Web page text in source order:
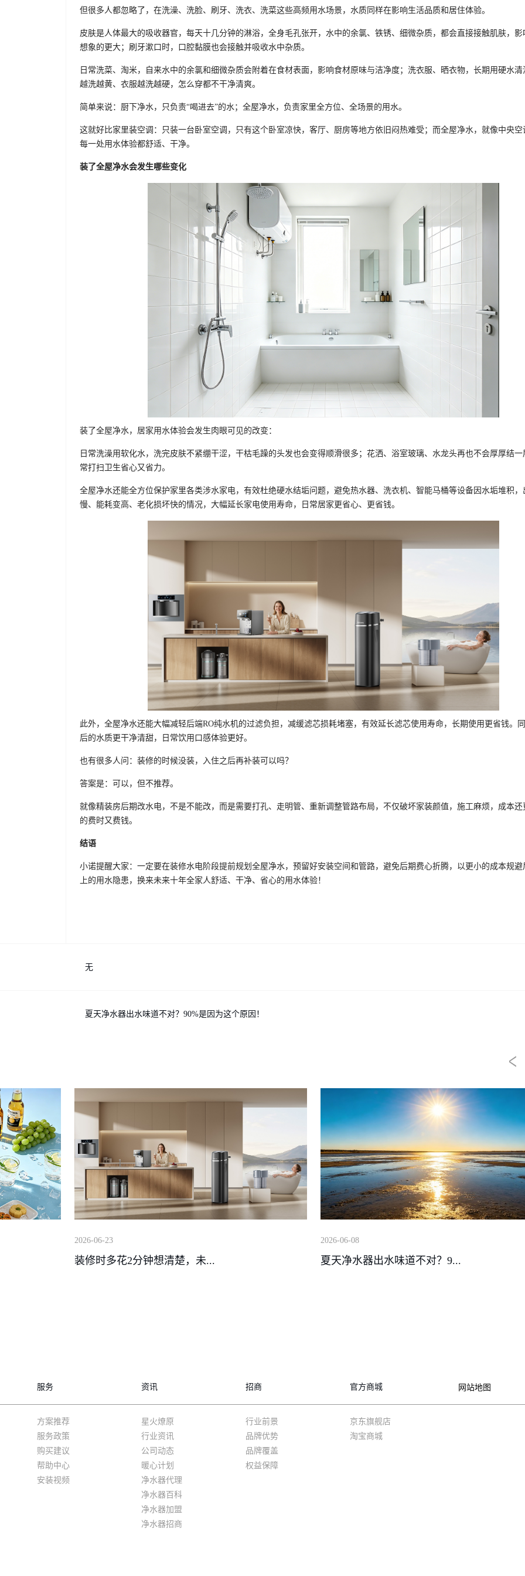
但很多人都忽略了，在洗澡、洗脸、刷牙、洗衣、洗菜这些高频用水场景，水质同样在影响生活品质和居住体验。
皮肤是人体最大的吸收器官，每天十几分钟的淋浴，全身毛孔张开，水中的余氯、铁锈、细微杂质，都会直接接触肌肤，影
想象的更大；刷牙漱口时，口腔黏膜也会接触并吸收水中杂质。
日常洗菜、淘米，自来水中的余氯和细微杂质会附着在食材表面，影响食材原味与洁净度；洗衣服、晒衣物，长期用硬水清
越洗越黄、衣服越洗越硬，怎么穿都不干净清爽。
简单来说：厨下净水，只负责“喝进去”的水；全屋净水，负责家里全方位、全场景的用水。
这就好比家里装空调：只装一台卧室空调，只有这个卧室凉快，客厅、厨房等地方依旧闷热难受；而全屋净水，就像中央空
每一处用水体验都舒适、干净。
装了全屋净水会发生哪些变化
装了全屋净水，居家用水体验会发生肉眼可见的改变：
日常洗澡用软化水，洗完皮肤不紧绷干涩，干枯毛躁的头发也会变得顺滑很多；花洒、浴室玻璃、水龙头再也不会厚厚结一
常打扫卫生省心又省力。
全屋净水还能全方位保护家里各类涉水家电，有效杜绝硬水结垢问题，避免热水器、洗衣机、智能马桶等设备因水垢堆积，
慢、能耗变高、老化损坏快的情况，大幅延长家电使用寿命，日常居家更省心、更省钱。
此外，全屋净水还能大幅减轻后端RO纯水机的过滤负担，减缓滤芯损耗堵塞，有效延长滤芯使用寿命，长期使用更省钱。
后的水质更干净清甜，日常饮用口感体验更好。
也有很多人问：装修的时候没装，入住之后再补装可以吗？
答案是：可以，但不推荐。
就像精装房后期改水电，不是不能改，而是需要打孔、走明管、重新调整管路布局，不仅破坏家装颜值，施工麻烦，成本还
的费时又费钱。
结语
小诺提醒大家：一定要在装修水电阶段提前规划全屋净水，预留好安装空间和管路，避免后期费心折腾，以更小的成本规避
上的用水隐患，换来未来十年全家人舒适、干净、省心的用水体验！
无
夏天净水器出水味道不对？90%是因为这个原因！
2026-06-23
装修时多花2分钟想清楚，未...
2026-06-08
夏天净水器出水味道不对？9...
服务 资讯 招商 官方商城 网站地图
方案推荐
服务政策
购买建议
帮助中心
安装视频
星火燎原
行业资讯
公司动态
暖心计划
净水器代理
净水器百科
净水器加盟
净水器招商
行业前景
品牌优势
品牌覆盖
权益保障
京东旗舰店
淘宝商城